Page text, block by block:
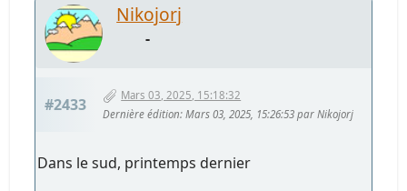
Nikojorj
-
#2433
Mars 03, 2025, 15:18:32
Dernière édition: Mars 03, 2025, 15:26:53 par Nikojorj
Dans le sud, printemps dernier